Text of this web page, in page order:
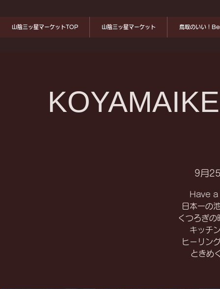
山陰三ッ星マーケットTOP 山陰三ッ星マーケット 鳥取のいい！
9月
Have
日本一の
くつろぎの
キッチ
ヒーリン
ときめ